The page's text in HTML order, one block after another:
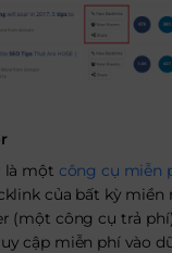
là một công cụ miễn
của bất kỳ miền
(một công cụ trả
cập miễn phí vào